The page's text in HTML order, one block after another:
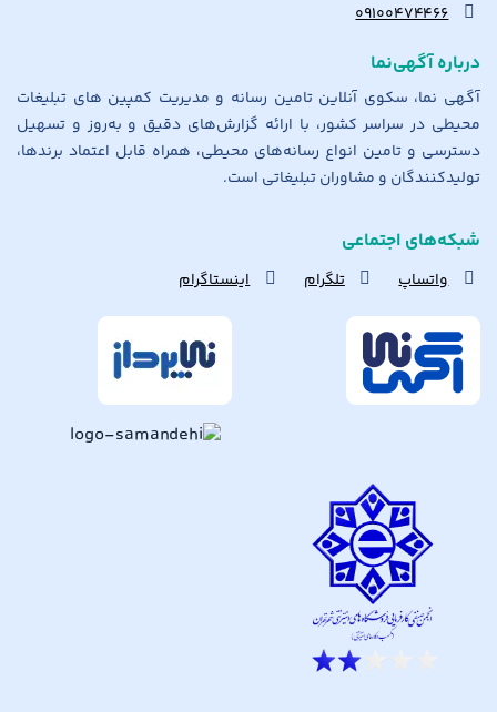
۰۹۱۰۰۴۷۴۴۶۶
درباره آگهی‌نما
آگهی نما، سکوی آنلاین تامین رسانه و مدیریت کمپین های تبلیغات
محیطی در سراسر کشور، با ارائه گزارش‌های دقیق و به‌روز و تسهیل
دسترسی و تامین انواع رسانه‌های محیطی، همراه قابل اعتماد برندها،
تولیدکنندگان و مشاوران تبلیغاتی است.
شبکه‌های اجتماعی
واتساپ تلگرام اینستاگرام